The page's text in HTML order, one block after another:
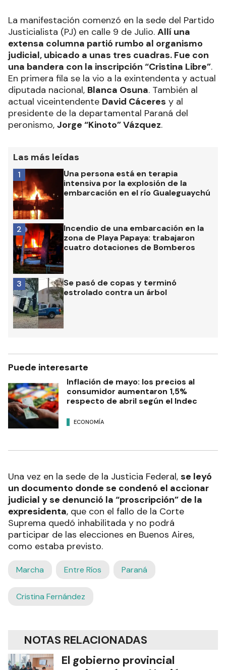
La manifestación comenzó en la sede del Partido
Justicialista (PJ) en calle 9 de Julio. Allí una
extensa columna partió rumbo al organismo
judicial, ubicado a unas tres cuadras. Fue con
una bandera con la inscripción “Cristina Libre”.
En primera fila se la vio a la exintendenta y actual
diputada nacional, Blanca Osuna. También al
actual viceintendente David Cáceres y al
presidente de la departamental Paraná del
peronismo, Jorge “Kinoto” Vázquez.
Las más leídas
Una persona está en terapia
intensiva por la explosión de la
embarcación en el río Gualeguaychú
1
Incendio de una embarcación en la
zona de Playa Papaya: trabajaron
cuatro dotaciones de Bomberos
2
Se pasó de copas y terminó
estrolado contra un árbol
3
Puede interesarte
Inflación de mayo: los precios al
consumidor aumentaron 1,5%
respecto de abril según el Indec
ECONOMÍA
Una vez en la sede de la Justicia Federal, se leyó
un documento donde se condenó el accionar
judicial y se denunció la “proscripción” de la
expresidenta, que con el fallo de la Corte
Suprema quedó inhabilitada y no podrá
participar de las elecciones en Buenos Aires,
como estaba previsto.
Marcha Entre Ríos Paraná
Cristina Fernández
NOTAS RELACIONADAS
El gobierno provincial